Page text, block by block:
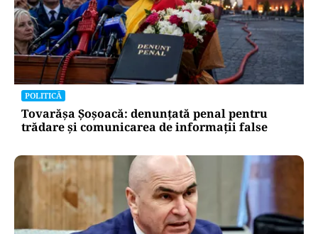
POLITICĂ
Tovarășa Șoșoacă: denunțată penal pentru
trădare și comunicarea de informații false